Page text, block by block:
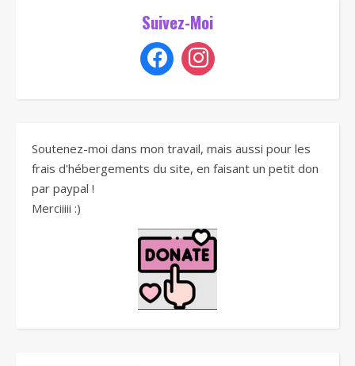
Suivez-Moi
Soutenez-moi dans mon travail, mais aussi pour les
frais d'hébergements du site, en faisant un petit don
par paypal !
Merciiiii :)